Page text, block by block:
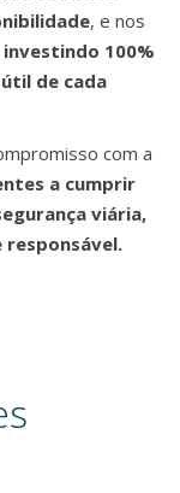
, e nos
investindo 100%
de cada
com a
a cumprir
viária,